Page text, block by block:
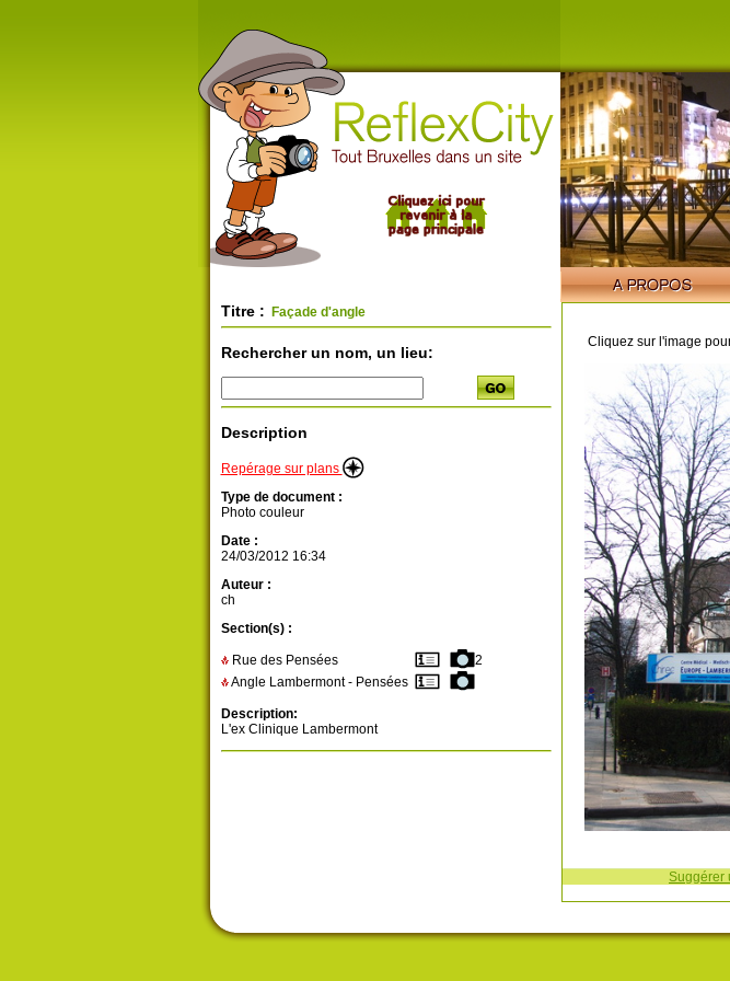
Titre : Façade d'angle
Rechercher un nom, un lieu:
Description
Repérage sur plans
Type de document :
Photo couleur
Date :
24/03/2012 16:34
Auteur :
ch
Section(s) :
Rue des Pensées
2
Angle Lambermont - Pensées
Description:
L'ex Clinique Lambermont
Cliquez sur l'image
Suggérer